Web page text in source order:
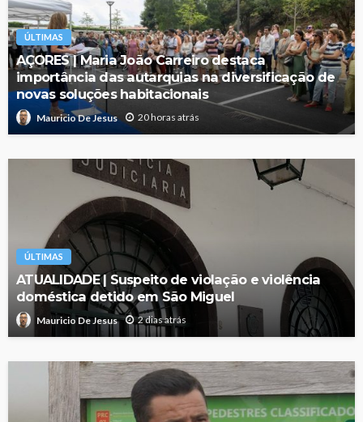
ÚLTIMAS
AÇORES | Maria João Carreiro destaca
importância das autarquias na diversificação de
novas soluções habitacionais
Mauricio De Jesus 20 horas atrás
ÚLTIMAS
ATUALIDADE | Suspeito de violação e violência
doméstica detido em São Miguel
Mauricio De Jesus 2 dias atrás